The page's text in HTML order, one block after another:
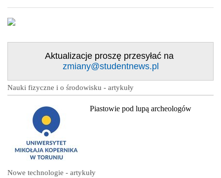
Aktualizacje proszę przesyłać na
zmiany@studentnews.pl
Nauki fizyczne i o środowisku - artykuły
Piastowie pod lupą archeologów
Nowe technologie - artykuły